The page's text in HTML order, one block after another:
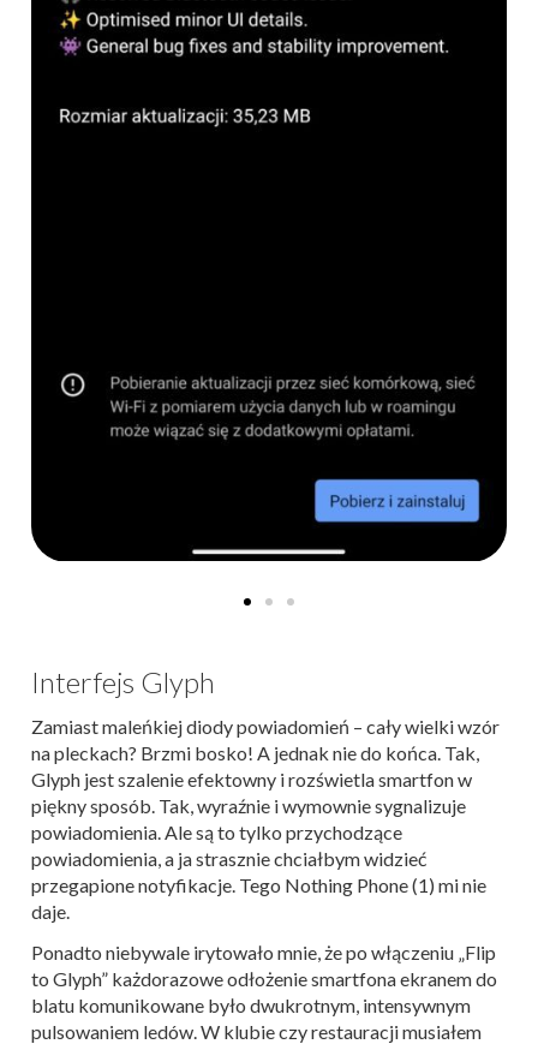
Interfejs Glyph
Zamiast maleńkiej diody powiadomień – cały wielki wzór
na pleckach? Brzmi bosko! A jednak nie do końca. Tak,
Glyph jest szalenie efektowny i rozświetla smartfon w
piękny sposób. Tak, wyraźnie i wymownie sygnalizuje
powiadomienia. Ale są to tylko przychodzące
powiadomienia, a ja strasznie chciałbym widzieć
przegapione notyfikacje. Tego Nothing Phone (1) mi nie
daje.
Ponadto niebywale irytowało mnie, że po włączeniu „Flip
to Glyph” każdorazowe odłożenie smartfona ekranem do
blatu komunikowane było dwukrotnym, intensywnym
pulsowaniem ledów. W klubie czy restauracji musiałem